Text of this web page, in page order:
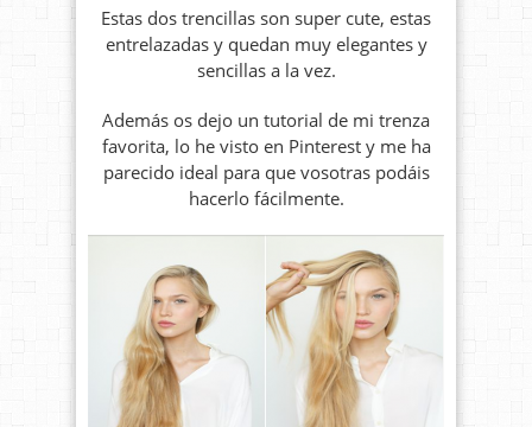
Estas dos trencillas son super cute, estas
entrelazadas y quedan muy elegantes y
sencillas a la vez.
Además os dejo un tutorial de mi trenza
favorita, lo he visto en Pinterest y me ha
parecido ideal para que vosotras podáis
hacerlo fácilmente.